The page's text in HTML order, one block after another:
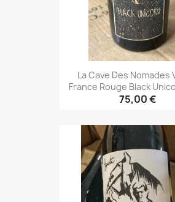
La Cave Des Nomades
France Rouge Black
75,00 €